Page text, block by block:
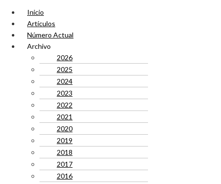
Inicio
Artículos
Número Actual
Archivo
2026
2025
2024
2023
2022
2021
2020
2019
2018
2017
2016